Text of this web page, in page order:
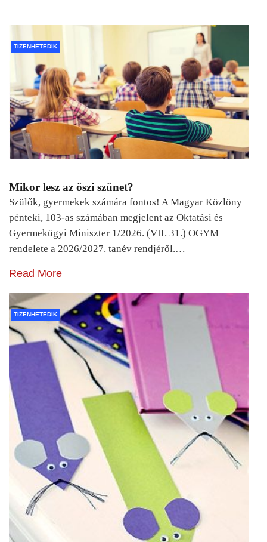
TIZENHETEDIK
Mikor lesz az őszi szünet?
Szülők, gyermekek számára fontos! A Magyar Közlöny
pénteki, 103-as számában megjelent az Oktatási és
Gyermekügyi Miniszter 1/2026. (VII. 31.) OGYM
rendelete a 2026/2027. tanév rendjéről.…
Read More
TIZENHETEDIK